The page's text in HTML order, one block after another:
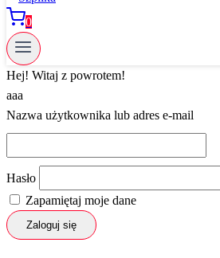
0
Hej! Witaj z powrotem!
aaa
Nazwa użytkownika lub adres e-mail
Hasło
Zapamiętaj moje dane
Zaloguj się